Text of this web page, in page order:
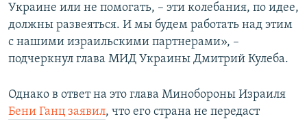
Украине или не помогать, – эти колебания, по идее,
должны развеяться. И мы будем работать над этим
с нашими израильскими партнерами», –
подчеркнул глава МИД Украины Дмитрий Кулеба.
Однако в ответ на это глава Минобороны Израиля
Бени Ганц заявил, что его страна не передаст